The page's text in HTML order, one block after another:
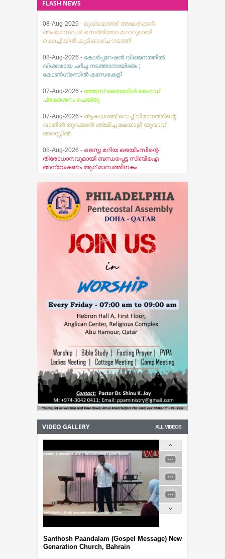
FLASH NEWS
08-Aug-2026 - മുഖ്യമന്ത്രി അമേരിക്കൻ
അംബാസഡർ സെർജിയോ ഗോറുമായി
കൊച്ചിയിൽ കൂടിക്കാഴ്ച നടത്തി
08-Aug-2026 - കോർപ്പറേഷൻ വിഭജനത്തിൽ
വിശദമായ ചർച്ച നടത്താനായില്ല ;
കോൺഗ്രസിൽ കസേരകളി
07-Aug-2026 - തേജസ് ബൈബിൾ ഗൈഡ്
പ്രകാശനം ചെയ്തു
07-Aug-2026 - ആകാശത്ത് വെച്ച് വിമാനത്തിന്റെ
വാതിൽ തുറക്കാൻ ശ്രമിച്ച മലയാളി യുവാവ്
അറസ്റ്റിൽ
05-Aug-2026 - ജെസ്ന മറിയ ജെയിംസിന്റെ
തിരോധാനവുമായി ബന്ധപ്പെട്ട സിബിഐ
അന്വേഷണം ആറ് മാസത്തിനകം
05-Aug-2026 -
വിമർശനവുമായി കോന്നി
എം.എ.എ കെ. യു. ജനീഷ് കുമാർ
കണ്ടെത്തി
08-Aug-2026 -കോന്നി ആനത്താവളത്തില്‍
ALL VIDEOS
VIDEO GALLERY
Santhosh Paandalam (Gospel Message) New
Genaration Church, Bahrain